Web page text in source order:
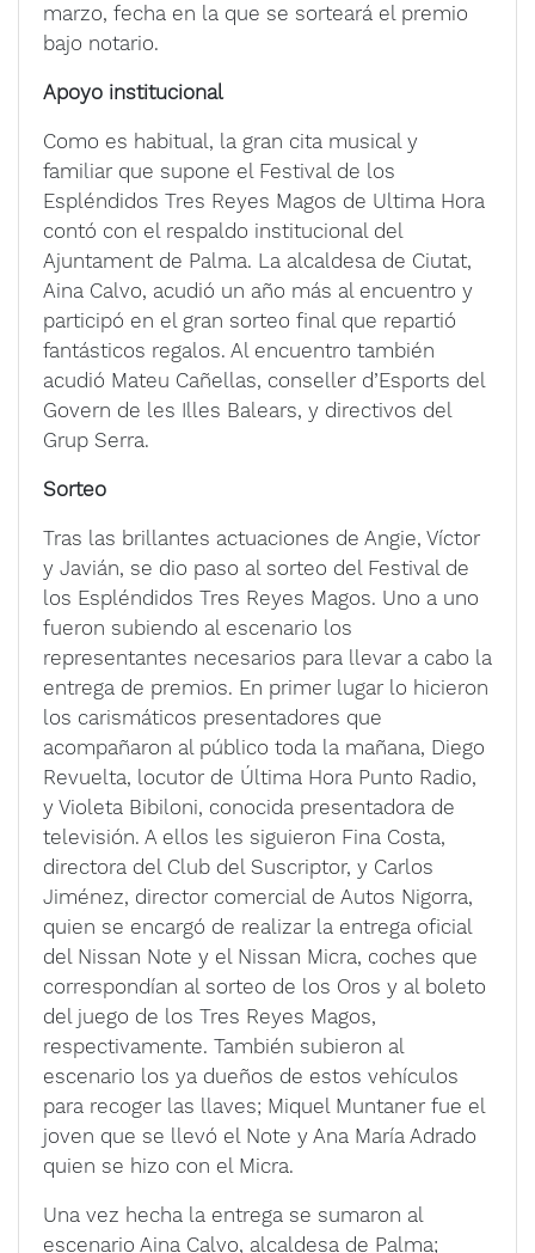
marzo, fecha en la que se sorteará el premio
bajo notario.
Apoyo institucional
Como es habitual, la gran cita musical y
familiar que supone el Festival de los
Espléndidos Tres Reyes Magos de Ultima Hora
contó con el respaldo institucional del
Ajuntament de Palma. La alcaldesa de Ciutat,
Aina Calvo, acudió un año más al encuentro y
participó en el gran sorteo final que repartió
fantásticos regalos. Al encuentro también
acudió Mateu Cañellas, conseller d’Esports del
Govern de les Illes Balears, y directivos del
Grup Serra.
Sorteo
Tras las brillantes actuaciones de Angie, Víctor
y Javián, se dio paso al sorteo del Festival de
los Espléndidos Tres Reyes Magos. Uno a uno
fueron subiendo al escenario los
representantes necesarios para llevar a cabo la
entrega de premios. En primer lugar lo hicieron
los carismáticos presentadores que
acompañaron al público toda la mañana, Diego
Revuelta, locutor de Última Hora Punto Radio,
y Violeta Bibiloni, conocida presentadora de
televisión. A ellos les siguieron Fina Costa,
directora del Club del Suscriptor, y Carlos
Jiménez, director comercial de Autos Nigorra,
quien se encargó de realizar la entrega oficial
del Nissan Note y el Nissan Micra, coches que
correspondían al sorteo de los Oros y al boleto
del juego de los Tres Reyes Magos,
respectivamente. También subieron al
escenario los ya dueños de estos vehículos
para recoger las llaves; Miquel Muntaner fue el
joven que se llevó el Note y Ana María Adrado
quien se hizo con el Micra.
Una vez hecha la entrega se sumaron al
escenario Aina Calvo, alcaldesa de Palma;